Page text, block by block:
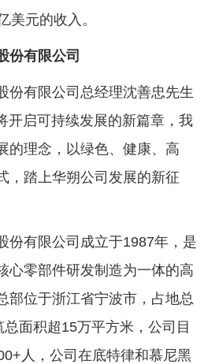
美元的收入。
份有限公司
份有限公司总经理沈善忠先生
开启可持续发展的新篇章，我
的理念，以绿色、健康、高
，踏上华朔公司发展的新征
份有限公司成立于1987年，是
心零部件研发制造为一体的高
部位于浙江省宁波市，占地总
面积超15万平方米，公司目
人，公司在底特律和慕尼黑